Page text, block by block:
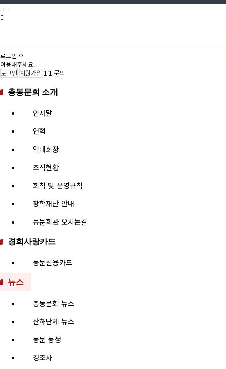
로그인 후
이용해주세요.
로그인 회원가입 1:1 문의
총동문회 소개
인사말
연혁
역대회장
조직현황
회칙 및 운영규칙
장학재단 안내
동문회관 오시는길
경희사랑카드
동문신용카드
뉴스
총동문회 뉴스
산하단체 뉴스
동문 동정
경조사